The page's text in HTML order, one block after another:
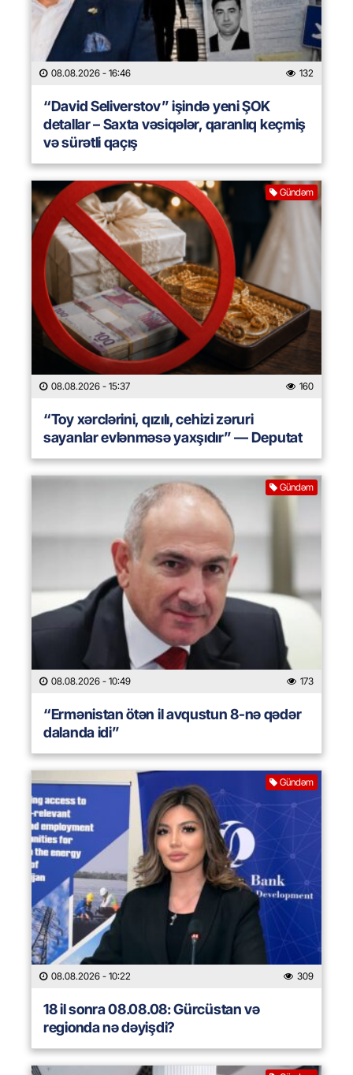
08.08.2026 - 16:46 132
“David Seliverstov” işində yeni ŞOK
detallar – Saxta vəsiqələr, qaranlıq keçmiş
və sürətli qaçış
Gündəm
08.08.2026 - 15:37 160
“Toy xərclərini, qızılı, cehizi zəruri
sayanlar evlənməsə yaxşıdır” — Deputat
Gündəm
08.08.2026 - 10:49 173
“Ermənistan ötən il avqustun 8-nə qədər
dalanda idi”
Gündəm
08.08.2026 - 10:22 309
18 il sonra 08.08.08: Gürcüstan və
regionda nə dəyişdi?